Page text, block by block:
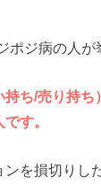
ポジ病の人が
持ち/売り持
す。
を損切りし